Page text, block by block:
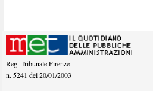
Reg. Tribunale Firenze
n. 5241 del 20/01/2003